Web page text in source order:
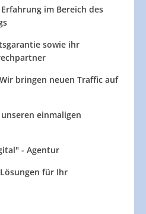
im Bereich des
sowie ihr
bringen neuen Traffic auf
einmaligen
- Agentur
für Ihr